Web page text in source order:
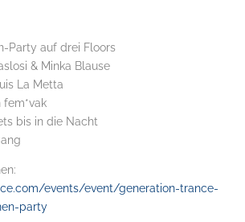
Party auf drei Floors
& Minka Blause
La Metta
fem*vak
bis in die Nacht
events/event/generation-trance-
party